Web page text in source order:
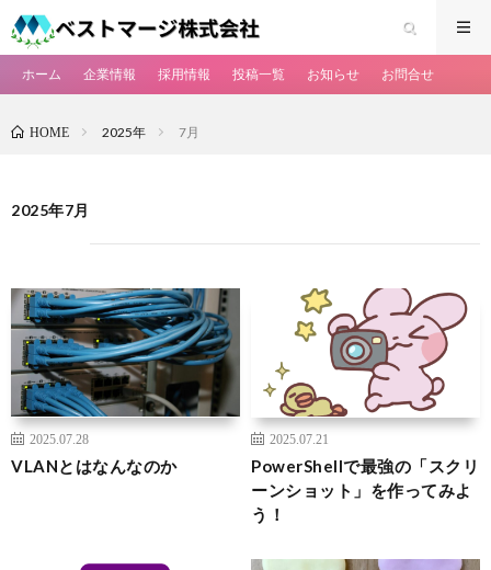
ホーム 企業情報 採用情報 投稿一覧 お知らせ お問合せ
HOME 2025年 7月
2025年7月
2025.07.28
VLANとはなんなのか
2025.07.21
PowerShellで最強の「スクリ
ーンショット」を作ってみよ
う！